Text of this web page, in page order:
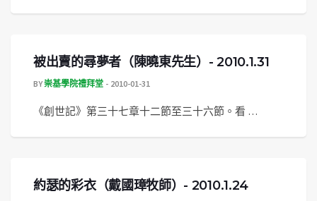
被出賣的尋夢者（陳曉東先生）- 2010.1.31
BY崇基學院禮拜堂 2010-01-31
《創世記》第三十七章十二節至三十六節。看 …
約瑟的彩衣（戴國璋牧師）- 2010.1.24